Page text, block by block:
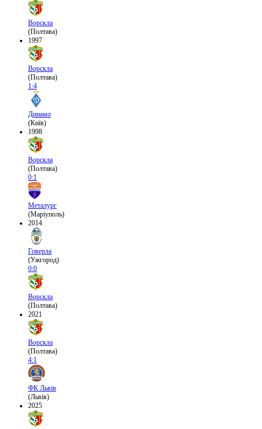
Ворскла
(Полтава)
1997
Ворскла
(Полтава)
1:4
Динамо
(Київ)
1998
Ворскла
(Полтава)
0:1
Металург
(Маріуполь)
2014
Говерла
(Ужгород)
0:0
Ворскла
(Полтава)
2021
Ворскла
(Полтава)
4:1
ФК Львів
(Львів)
2025